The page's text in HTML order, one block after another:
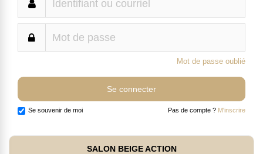
Mot de passe oublié
Se souvenir de moi Pas de compte ? M'inscrire
SALON BEIGE ACTION